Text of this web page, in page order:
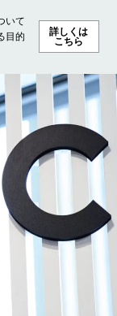
いて
目的
詳しくは
こちら
ッション ビューテ